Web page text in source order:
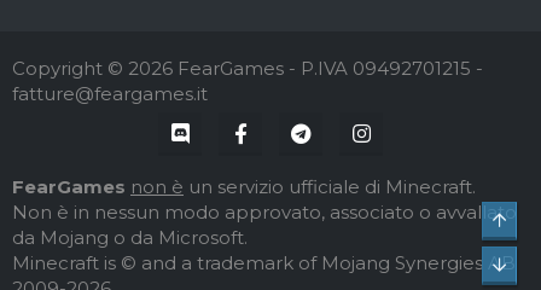
Copyright © 2026 FearGames - P.IVA 09492701215 -
fatture@feargames.it
FearGames non è un servizio ufficiale di Minecraft.
Non è in nessun modo approvato, associato o avvallato
da Mojang o da Microsoft.
Minecraft is © and a trademark of Mojang Synergies AB
Top